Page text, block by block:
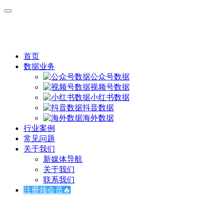
首页
数据业务
公众号数据
视频号数据
小红书数据
抖音数据
海外数据
行业案例
常见问题
关于我们
新媒体导航
关于我们
联系我们
注册领会员🔥